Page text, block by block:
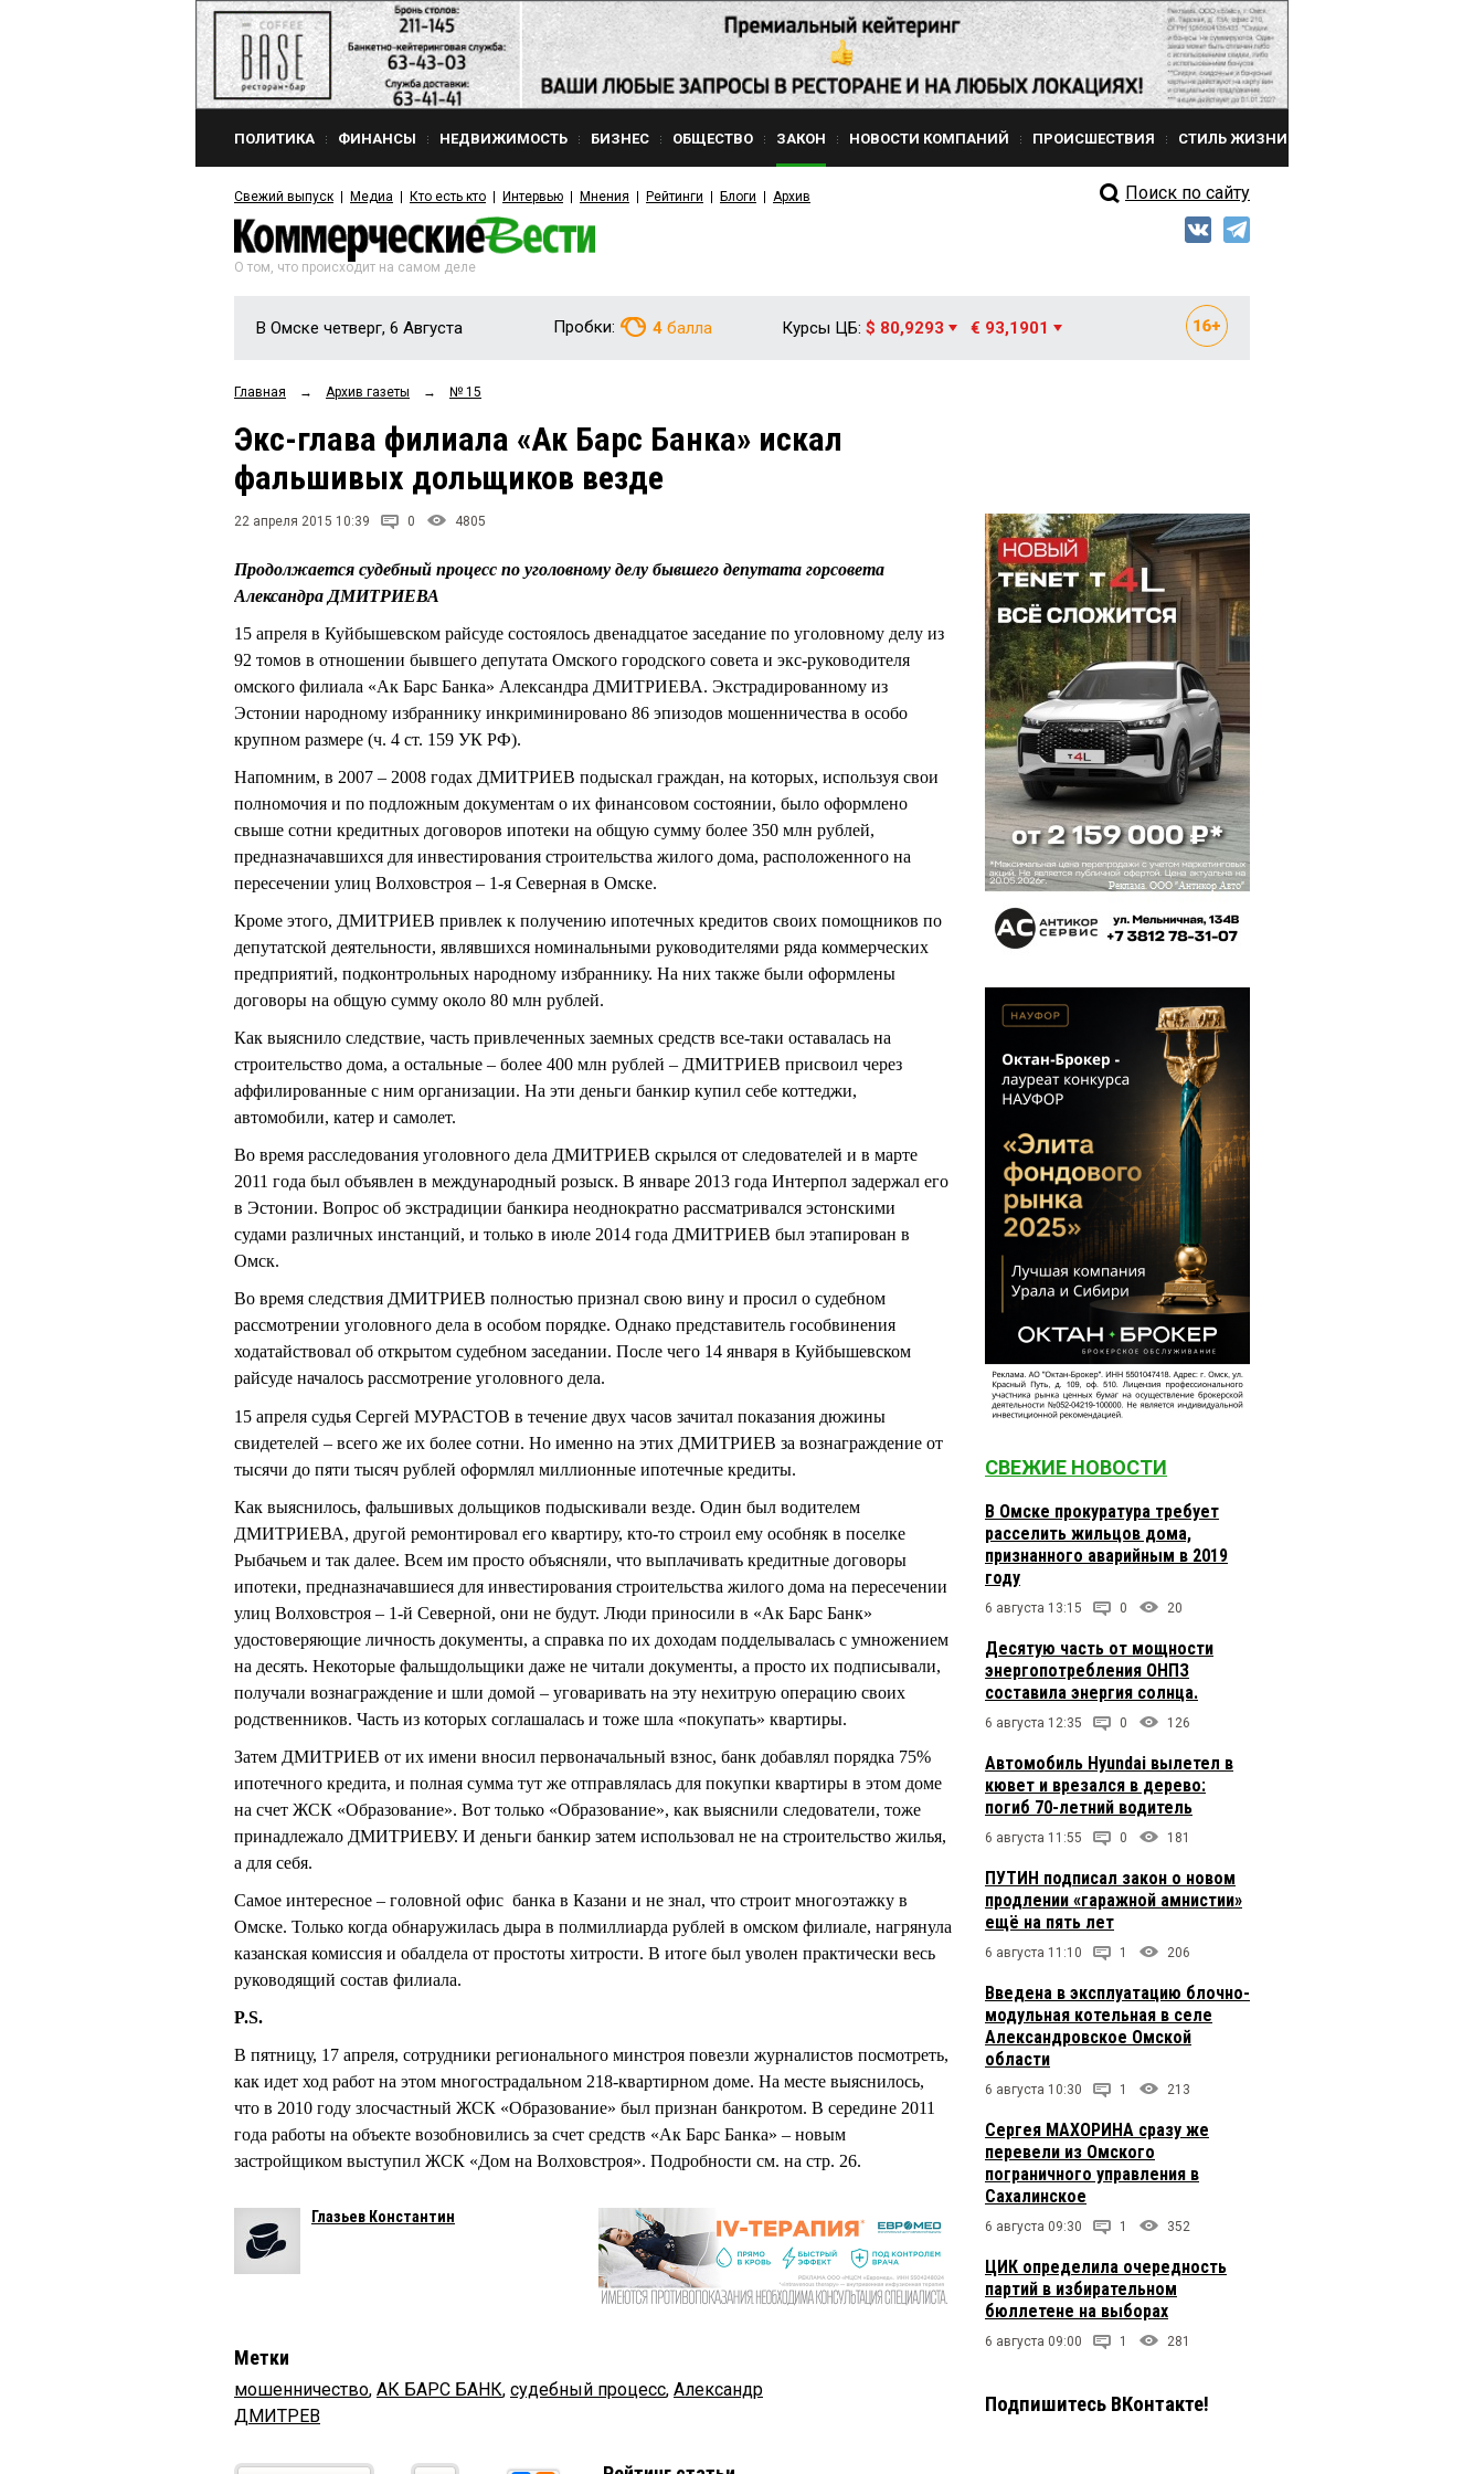
ПОЛИТИКА ФИНАНСЫ НЕДВИЖИМОСТЬ БИЗНЕС ОБЩЕСТВО ЗАКОН НОВОСТИ КОМПАНИЙ ПРОИСШЕСТВИЯ СТИЛЬ ЖИЗНИ
Свежий выпуск Медиа Кто есть кто Интервью Мнения Рейтинги Блоги Архив Поиск по сайту
О том, что происходит на самом деле
В Омске четверг, 6 Августа Пробки: 4 балла Курсы ЦБ: $ 80,9293 € 93,1901
Главная → Архив газеты → № 15
Экс-глава филиала «Ак Барс Банка» искал
фальшивых дольщиков везде
22 апреля 2015 10:39 0 4805
Продолжается судебный процесс по уголовному делу бывшего депутата горсовета
Александра ДМИТРИЕВА
15 апреля в Куйбышевском райсуде состоялось двенадцатое заседание по уголовному делу из
92 томов в отношении бывшего депутата Омского городского совета и экс-руководителя
омского филиала «Ак Барс Банка» Александра ДМИТРИЕВА. Экстрадированному из
Эстонии народному избраннику инкриминировано 86 эпизодов мошенничества в особо
крупном размере (ч. 4 ст. 159 УК РФ).
Напомним, в 2007 – 2008 годах ДМИТРИЕВ подыскал граждан, на которых, используя свои
полномочия и по подложным документам о их финансовом состоянии, было оформлено
свыше сотни кредитных договоров ипотеки на общую сумму более 350 млн рублей,
предназначавшихся для инвестирования строительства жилого дома, расположенного на
пересечении улиц Волховстроя – 1-я Северная в Омске.
Кроме этого, ДМИТРИЕВ привлек к получению ипотечных кредитов своих помощников по
депутатской деятельности, являвшихся номинальными руководителями ряда коммерческих
предприятий, подконтрольных народному избраннику. На них также были оформлены
договоры на общую сумму около 80 млн рублей.
Как выяснило следствие, часть привлеченных заемных средств все-таки оставалась на
строительство дома, а остальные – более 400 млн рублей – ДМИТРИЕВ присвоил через
аффилированные с ним организации. На эти деньги банкир купил себе коттеджи,
автомобили, катер и самолет.
Во время расследования уголовного дела ДМИТРИЕВ скрылся от следователей и в марте
2011 года был объявлен в международный розыск. В январе 2013 года Интерпол задержал его
в Эстонии. Вопрос об экстрадиции банкира неоднократно рассматривался эстонскими
судами различных инстанций, и только в июле 2014 года ДМИТРИЕВ был этапирован в
Омск.
Во время следствия ДМИТРИЕВ полностью признал свою вину и просил о судебном
рассмотрении уголовного дела в особом порядке. Однако представитель гособвинения
ходатайствовал об открытом судебном заседании. После чего 14 января в Куйбышевском
райсуде началось рассмотрение уголовного дела.
15 апреля судья Сергей МУРАСТОВ в течение двух часов зачитал показания дюжины
свидетелей – всего же их более сотни. Но именно на этих ДМИТРИЕВ за вознаграждение от
тысячи до пяти тысяч рублей оформлял миллионные ипотечные кредиты.
Как выяснилось, фальшивых дольщиков подыскивали везде. Один был водителем
ДМИТРИЕВА, другой ремонтировал его квартиру, кто-то строил ему особняк в поселке
Рыбачьем и так далее. Всем им просто объясняли, что выплачивать кредитные договоры
ипотеки, предназначавшиеся для инвестирования строительства жилого дома на пересечении
улиц Волховстроя – 1-й Северной, они не будут. Люди приносили в «Ак Барс Банк»
удостоверяющие личность документы, а справка по их доходам подделывалась с умножением
на десять. Некоторые фальшдольщики даже не читали документы, а просто их подписывали,
получали вознаграждение и шли домой – уговаривать на эту нехитрую операцию своих
родственников. Часть из которых соглашалась и тоже шла «покупать» квартиры.
Затем ДМИТРИЕВ от их имени вносил первоначальный взнос, банк добавлял порядка 75%
ипотечного кредита, и полная сумма тут же отправлялась для покупки квартиры в этом доме
на счет ЖСК «Образование». Вот только «Образование», как выяснили следователи, тоже
принадлежало ДМИТРИЕВУ. И деньги банкир затем использовал не на строительство жилья,
а для себя.
Самое интересное – головной офис банка в Казани и не знал, что строит многоэтажку в
Омске. Только когда обнаружилась дыра в полмиллиарда рублей в омском филиале, нагрянула
казанская комиссия и обалдела от простоты хитрости. В итоге был уволен практически весь
руководящий состав филиала.
P.S.
В пятницу, 17 апреля, сотрудники регионального минстроя повезли журналистов посмотреть,
как идет ход работ на этом многострадальном 218-квартирном доме. На месте выяснилось,
что в 2010 году злосчастный ЖСК «Образование» был признан банкротом. В середине 2011
года работы на объекте возобновились за счет средств «Ак Барс Банка» – новым
застройщиком выступил ЖСК «Дом на Волховстроя». Подробности см. на стр. 26.
Глазьев Константин
Метки
мошенничество, АК БАРС БАНК, судебный процесс, Александр
ДМИТРЕВ
СВЕЖИЕ НОВОСТИ
В Омске прокуратура требует
расселить жильцов дома,
признанного аварийным в 2019
году
6 августа 13:15 0 20
Десятую часть от мощности
энергопотребления ОНПЗ
составила энергия солнца.
6 августа 12:35 0 126
Автомобиль Hyundai вылетел в
кювет и врезался в дерево:
погиб 70-летний водитель
6 августа 11:55 0 181
ПУТИН подписал закон о новом
продлении «гаражной амнистии»
ещё на пять лет
6 августа 11:10 1 206
Введена в эксплуатацию блочно-
модульная котельная в селе
Александровское Омской
области
6 августа 10:30 1 213
Сергея МАХОРИНА сразу же
перевели из Омского
пограничного управления в
Сахалинское
6 августа 09:30 1 352
ЦИК определила очередность
партий в избирательном
бюллетене на выборах
6 августа 09:00 1 281
Подпишитесь ВКонтакте!